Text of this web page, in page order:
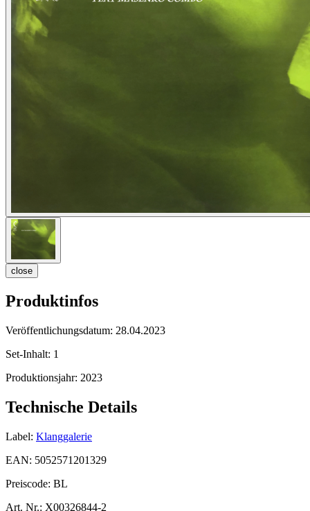
close
Produktinfos
Veröffentlichungsdatum: 28.04.2023
Set-Inhalt: 1
Produktionsjahr: 2023
Technische Details
Label: Klanggalerie
EAN: 5052571201329
Preiscode: BL
Art. Nr.: X00326844-2